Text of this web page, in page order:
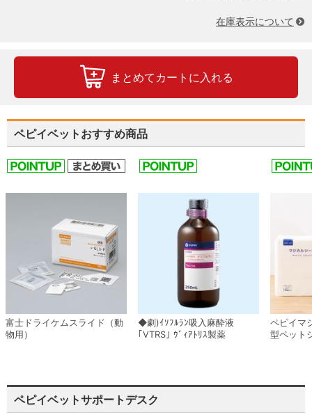
在庫表示について
まとめてカートに入れる
ペピイベットおすすめ商品
富士ドライケムスライド（動
物用）
◆劇)ｲｿﾌﾙﾗﾝ吸入麻酔液
｢VTRS｣ ｳﾞｨｱﾄﾘｽ製薬
ペピイマ
型ペット
ペピイベットサポートデスク